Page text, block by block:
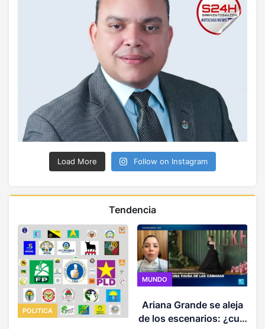
Load More Follow on Instagram
Tendencia
POLITICA
MUNDO
Ariana Grande se aleja
de los escenarios: ¿cuál